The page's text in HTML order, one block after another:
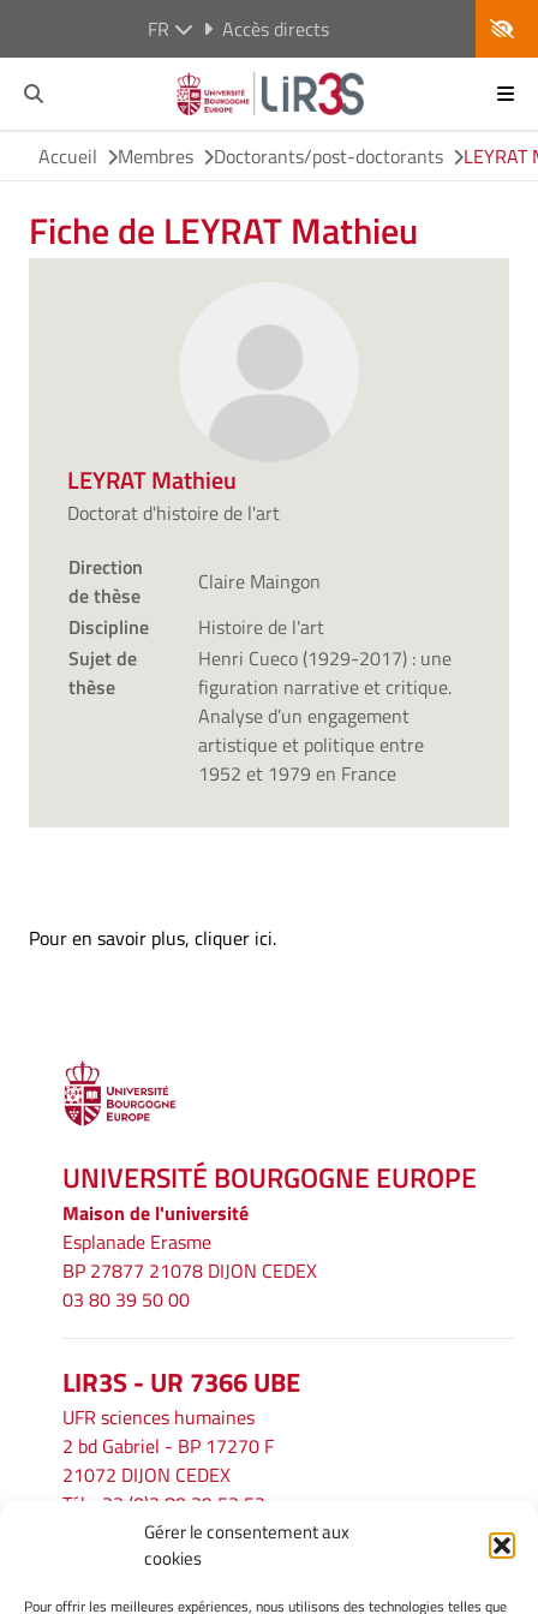
Gérer le consentement aux
cookies
Pour offrir les meilleures expériences, nous utilisons des technologies telles que
FR Accès directs
Accueil Membres Doctorants/post-doctorants
Fiche de LEYRAT Mathieu
LEYRAT Mathieu
Doctorat d'histoire de l'art
Direction
de thèse
Claire Maingon
Discipline
Histoire de l'art
Sujet de
thèse
Henri Cueco (1929-2017) : une
figuration narrative et critique.
Analyse d’un engagement
artistique et politique entre
1952 et 1979 en France
Pour en savoir plus, cliquer ici.
UNIVERSITÉ BOURGOGNE EUROPE
Maison de l'université
Esplanade Erasme
BP 27877 21078 DIJON CEDEX
03 80 39 50 00
LIR3S - UR 7366 UBE
UFR sciences humaines
2 bd Gabriel - BP 17270 F
21072 DIJON CEDEX
Tél. : 33 (0)3 80 39 53 52
lir3s@u-bourgogne.fr